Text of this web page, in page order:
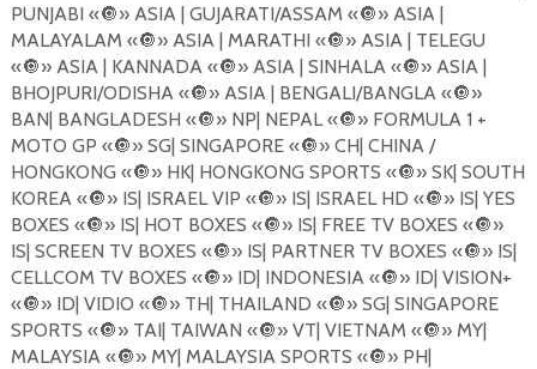
PUNJABI «🔘» ASIA | GUJARATI/ASSAM «🔘» ASIA |
MALAYALAM «🔘» ASIA | MARATHI «🔘» ASIA | TELEGU
«🔘» ASIA | KANNADA «🔘» ASIA | SINHALA «🔘» ASIA |
BHOJPURI/ODISHA «🔘» ASIA | BENGALI/BANGLA «🔘»
BAN| BANGLADESH «🔘» NP| NEPAL «🔘» FORMULA 1 +
MOTO GP «🔘» SG| SINGAPORE «🔘» CH| CHINA /
HONGKONG «🔘» HK| HONGKONG SPORTS «🔘» SK| SOUTH
KOREA «🔘» IS| ISRAEL VIP «🔘» IS| ISRAEL HD «🔘» IS| YES
BOXES «🔘» IS| HOT BOXES «🔘» IS| FREE TV BOXES «🔘»
IS| SCREEN TV BOXES «🔘» IS| PARTNER TV BOXES «🔘» IS|
CELLCOM TV BOXES «🔘» ID| INDONESIA «🔘» ID| VISION+
«🔘» ID| VIDIO «🔘» TH| THAILAND «🔘» SG| SINGAPORE
SPORTS «🔘» TAI| TAIWAN «🔘» VT| VIETNAM «🔘» MY|
MALAYSIA «🔘» MY| MALAYSIA SPORTS «🔘» PH|